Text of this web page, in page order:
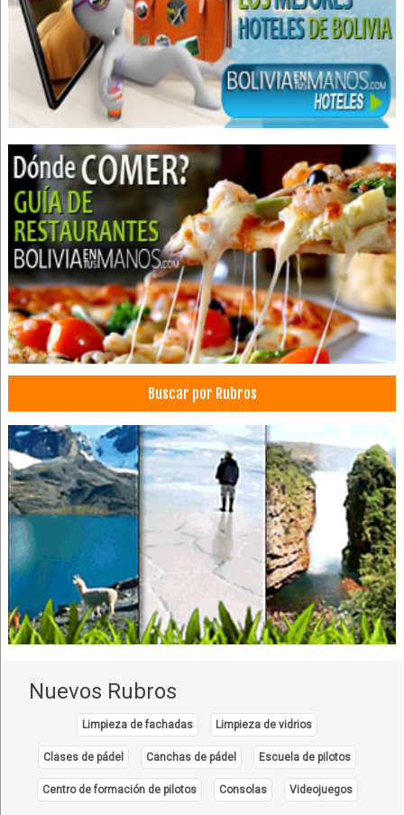
Biocentro
Mariposario
Parques
Parque Ecológico
Centro Turístico
Botox
Dermatólogos
Médicos Dermatólogos
Tratamiento capilar
Agencias de Viajes y Turismo
Operadora de Turismo
Operadores Turisticos
Turismo: Agencias de Viaje
Viajes, Agencias de
Artículos para el Hogar
Accesorios para construcción
Biselados
Decoración de casas
Esmerilados
Espejos
Marquetería
Puertas
Vidrierías
Hostales
Alimentos Saludables
Leche y Derivados
Yogurt
Industrias Alimenticias
Buscar por Rubros
Nuevos Rubros
Limpieza de fachadas Limpieza de vidrios
Clases de pádel Canchas de pádel Escuela de pilotos
Centro de formación de pilotos Consolas Videojuegos